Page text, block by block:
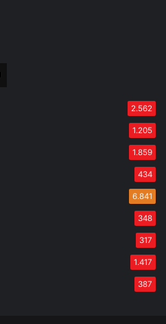
2.562
1.205
1.859
434
6.841
348
317
1.417
387